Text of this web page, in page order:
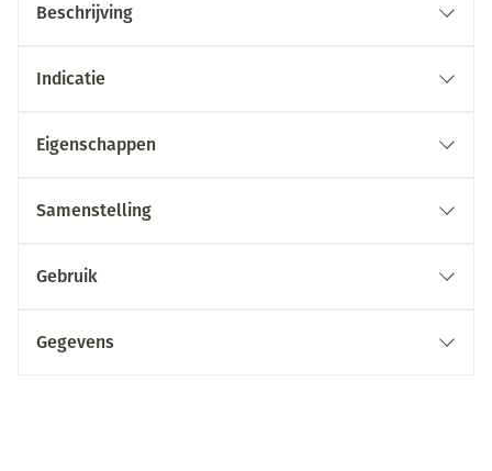
Beschrijving
Indicatie
Eigenschappen
Samenstelling
Gebruik
Gegevens